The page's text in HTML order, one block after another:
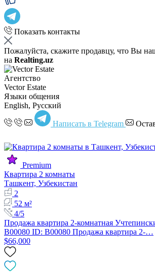
Показать контакты
Пожалуйста, скажите продавцу, что Вы
на Realting.uz
Агентство
Vector Estate
Языки общения
English, Русский
Написать в Telegram
Premium
Квартира 2 комнаты
Ташкент, Узбекистан
2
52 м²
4/5
Продажа квартира 2-комнатная
B00080 ID: B00080 Продажа квартира 2-…
$66,000